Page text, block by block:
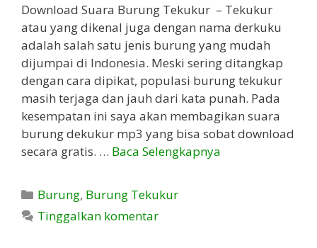
Download Suara Burung Tekukur – Tekukur
atau yang dikenal juga dengan nama derkuku
adalah salah satu jenis burung yang mudah
dijumpai di Indonesia. Meski sering ditangkap
dengan cara dipikat, populasi burung tekukur
masih terjaga dan jauh dari kata punah. Pada
kesempatan ini saya akan membagikan suara
burung dekukur mp3 yang bisa sobat download
secara gratis. … Baca Selengkapnya
Kategori
Burung, Burung Tekukur
Tinggalkan komentar